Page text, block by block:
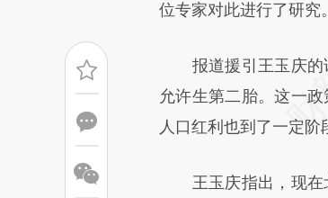
位专家对此进行了研究。
报道援引王玉庆的
允许生第二胎。这一
人口红利也到了一定阶
王玉庆指出，现在